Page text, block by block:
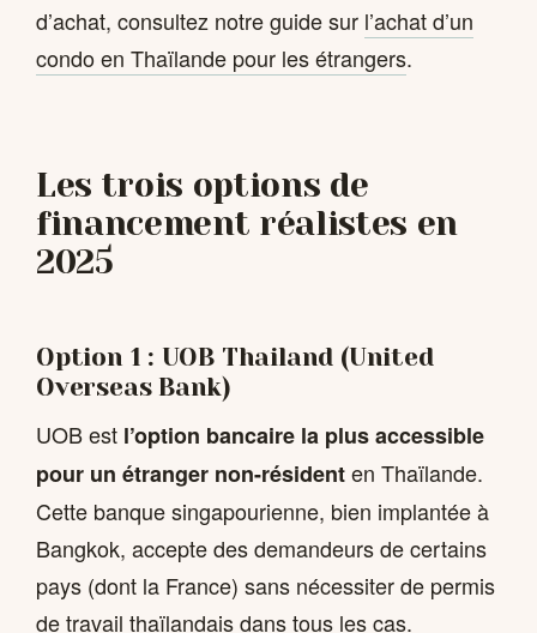
d’achat, consultez notre guide sur l’achat d’un
condo en Thaïlande pour les étrangers.
Les trois options de
financement réalistes en
2025
Option 1 : UOB Thailand (United
Overseas Bank)
UOB est l’option bancaire la plus accessible
pour un étranger non-résidenten Thaïlande.
Cette banque singapourienne, bien implantée à
Bangkok, accepte des demandeurs de certains
pays (dont la France) sans nécessiter de permis
de travail thaïlandais dans tous les cas.